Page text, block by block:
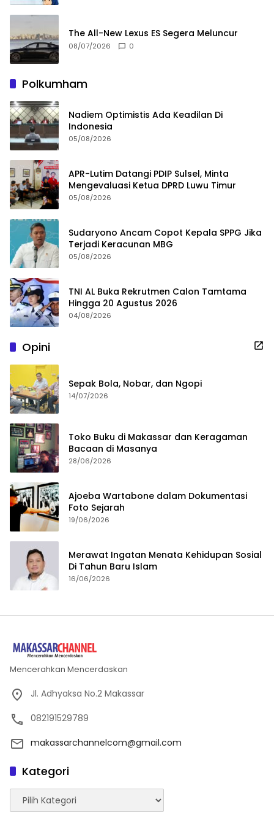
The All-New Lexus ES Segera Meluncur
08/07/2026 0
Polkumham
Nadiem Optimistis Ada Keadilan Di
Indonesia
05/08/2026
APR-Lutim Datangi PDIP Sulsel, Minta
Mengevaluasi Ketua DPRD Luwu Timur
05/08/2026
Sudaryono Ancam Copot Kepala SPPG Jika
Terjadi Keracunan MBG
05/08/2026
TNI AL Buka Rekrutmen Calon Tamtama
Hingga 20 Agustus 2026
04/08/2026
Opini
Sepak Bola, Nobar, dan Ngopi
14/07/2026
Toko Buku di Makassar dan Keragaman
Bacaan di Masanya
28/06/2026
Ajoeba Wartabone dalam Dokumentasi
Foto Sejarah
19/06/2026
Merawat Ingatan Menata Kehidupan Sosial
Di Tahun Baru Islam
16/06/2026
Mencerahkan Mencerdaskan
Jl. Adhyaksa No.2 Makassar
082191529789
makassarchannelcom@gmail.com
Kategori
Kategori